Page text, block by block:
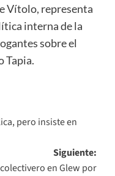
Vítolo, representa
interna de la
sobre el
Tapia.
pero insiste en
Siguiente:
en Glew por